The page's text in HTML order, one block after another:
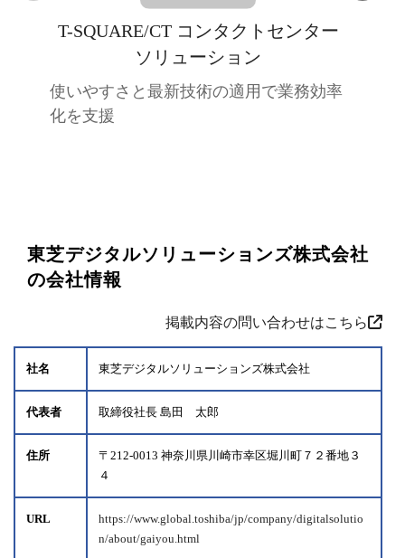
T-SQUARE/CT コンタクトセンター
ソリューション
使いやすさと最新技術の適用で業務効率
化を支援
東芝デジタルソリューションズ株式会社
の会社情報
掲載内容の問い合わせはこちら
社名 東芝デジタルソリューションズ株式会社
代表者 取締役社長 島田 太郎
住所
〒212-0013 神奈川県川崎市幸区堀川町７２番地３
４
URL
https://www.global.toshiba/jp/company/digitalsolutio
n/about/gaiyou.html